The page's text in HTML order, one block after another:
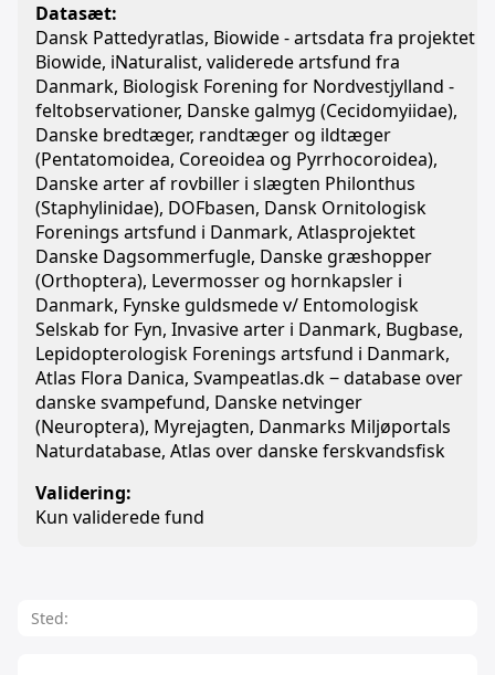
Datasæt:
Dansk Pattedyratlas, Biowide - artsdata fra projektet
Biowide, iNaturalist, validerede artsfund fra
Danmark, Biologisk Forening for Nordvestjylland -
feltobservationer, Danske galmyg (Cecidomyiidae),
Danske bredtæger, randtæger og ildtæger
(Pentatomoidea, Coreoidea og Pyrrhocoroidea),
Danske arter af rovbiller i slægten Philonthus
(Staphylinidae), DOFbasen, Dansk Ornitologisk
Forenings artsfund i Danmark, Atlasprojektet
Danske Dagsommerfugle, Danske græshopper
(Orthoptera), Levermosser og hornkapsler i
Danmark, Fynske guldsmede v/ Entomologisk
Selskab for Fyn, Invasive arter i Danmark, Bugbase,
Lepidopterologisk Forenings artsfund i Danmark,
Atlas Flora Danica, Svampeatlas.dk ‒ database over
danske svampefund, Danske netvinger
(Neuroptera), Myrejagten, Danmarks Miljøportals
Naturdatabase, Atlas over danske ferskvandsfisk
Validering:
Kun validerede fund
Sted: